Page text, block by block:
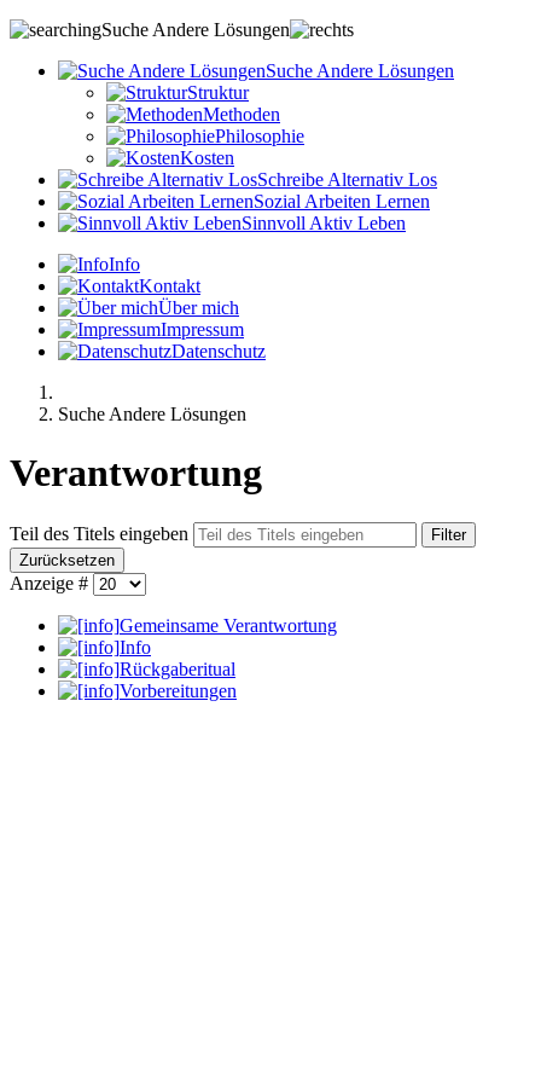
Suche Andere Lösungen
Suche Andere Lösungen
Struktur
Methoden
Philosophie
Kosten
Schreibe Alternativ Los
Sozial Arbeiten Lernen
Sinnvoll Aktiv Leben
Info
Kontakt
Über mich
Impressum
Datenschutz
Suche Andere Lösungen
Verantwortung
Teil des Titels eingeben
Filter
Zurücksetzen
Anzeige #
Gemeinsame Verantwortung
Info
Rückgaberitual
Vorbereitungen